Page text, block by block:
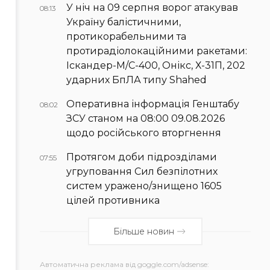
08:13
У ніч на 09 серпня ворог атакував
Україну балістичними,
протикорабельними та
протирадіолокаційними ракетами:
Іскандер-М/С-400, Онікс, Х-31П, 202
ударних БпЛА типу Shahed
08:02
Оперативна інформація Генштабу
ЗСУ станом на 08:00 09.08.2026
щодо російського вторгнення
07:55
Протягом доби підрозділами
угруповання Сил безпілотних
систем уражено/знищено 1605
цілей противника
Більше новин
Автоматична реклама від goggle.com/adsense: